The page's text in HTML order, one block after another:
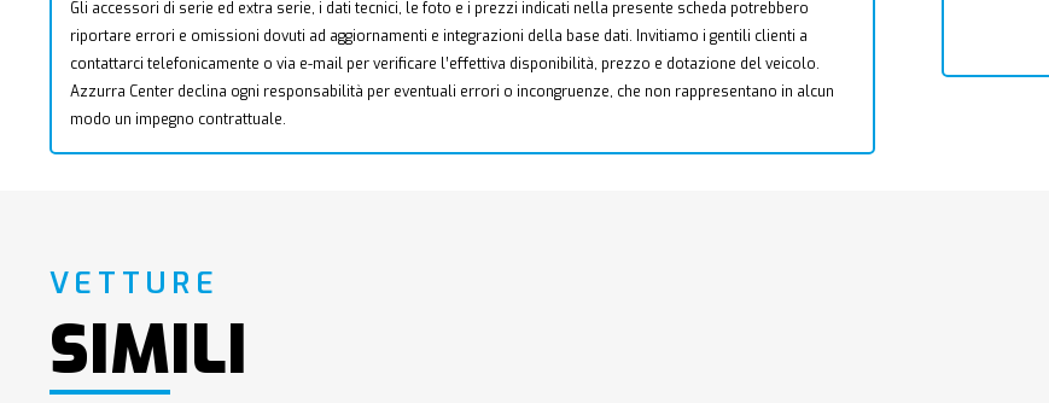
Gli accessori di serie ed extra serie, i dati tecnici, le foto e i prezzi indicati nella presente scheda potrebbero
riportare errori e omissioni dovuti ad aggiornamenti e integrazioni della base dati. Invitiamo i gentili clienti a
contattarci telefonicamente o via e-mail per verificare l’effettiva disponibilità, prezzo e dotazione del veicolo.
Azzurra Center declina ogni responsabilità per eventuali errori o incongruenze, che non rappresentano in alcun
modo un impegno contrattuale.
VETTURE
SIMILI